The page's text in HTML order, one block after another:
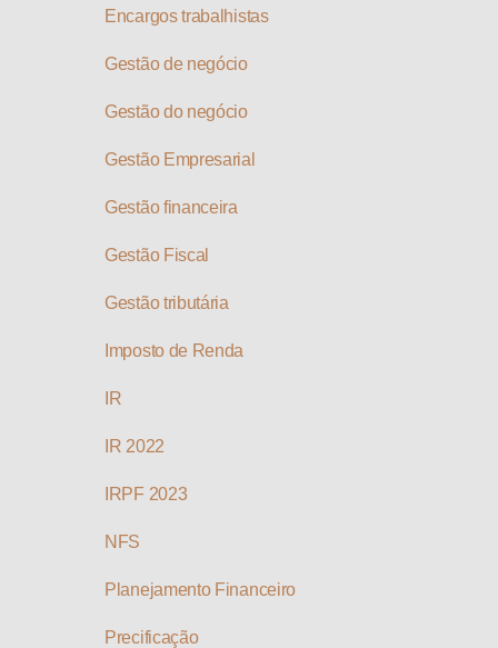
Encargos trabalhistas
Gestão de negócio
Gestão do negócio
Gestão Empresarial
Gestão financeira
Gestão Fiscal
Gestão tributária
Imposto de Renda
IR
IR 2022
IRPF 2023
NFS
Planejamento Financeiro
Precificação